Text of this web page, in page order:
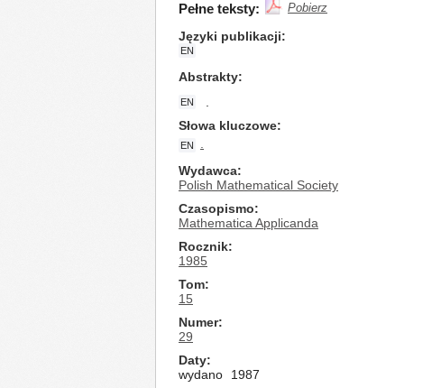
Pełne teksty: Pobierz
Języki publikacji
EN
Abstrakty
EN
Słowa kluczowe
EN
Wydawca
Polish Mathematical Society
Czasopismo
Mathematica Applicanda
Rocznik
1985
Tom
15
Numer
29
Daty
wydano
1987